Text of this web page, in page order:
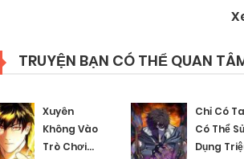
108
107
106
TRUYỆN BẠN CÓ THỂ QUAN
Xuyên
Không Vào
Trò Chơi
Chỉ Có Ta
Có Thể
Dụng